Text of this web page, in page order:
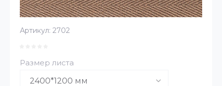
Артикул: 2702
Размер листа